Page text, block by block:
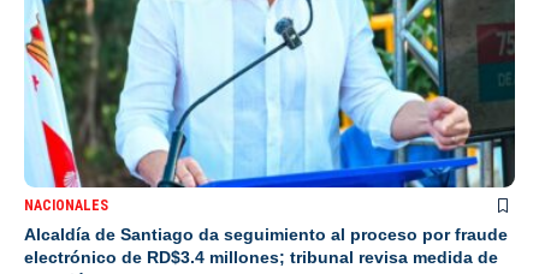
NACIONALES
Alcaldía de Santiago da seguimiento al proceso por fraude
electrónico de RD$3.4 millones; tribunal revisa medida de